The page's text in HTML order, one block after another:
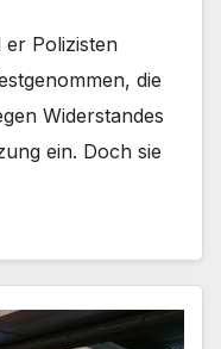
er Polizisten
die
Widerstandes
ein. Doch sie